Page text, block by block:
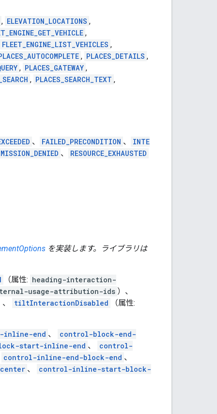
, ELEVATION_LOCATIONS ,
,
FLEET_ENGINE_LIST_VEHICLES ,
, PLACES_DETAILS ,
, PLACES_GATEWAY ,
, PLACES_SEARCH_TEXT ,
、 FAILED_PRECONDITION 、
INTE
、 RESOURCE_EXHAUSTED
を実装します。ライブラリは
（属性: heading-interaction-
usage-attribution-ids ）、
tiltInteractionDisabled （属性:
inline-end 、
control-block-end-
start-inline-end 、
control-
control-inline-end-block-end 、
、 control-inline-start-block-